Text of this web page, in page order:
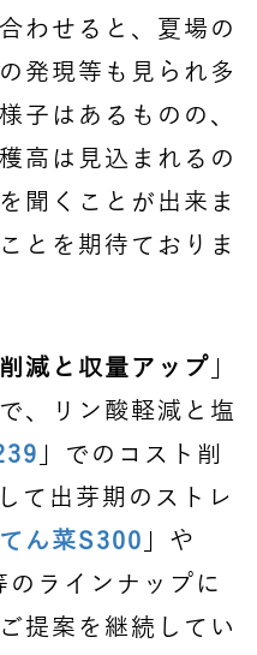
わせると、夏場の
発現等も見られ多
子はあるものの、
高は見込まれるの
聞くことが出来ま
とを期待ておりま
減と収量アップ
、リン酸軽減と塩
」でのコスト削
て出芽期のストレ
てん菜S300
」や
のラインナップに
提案を継続してい